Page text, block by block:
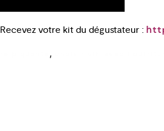
Recevez votre kit du dégustateur :
,